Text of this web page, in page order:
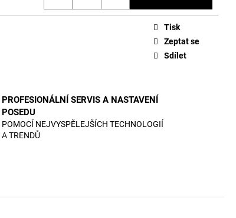
Tisk
Zeptat se
Sdílet
PROFESIONÁLNÍ SERVIS A NASTAVENÍ
POSEDU
POMOCÍ NEJVYSPĚLEJŠÍCH TECHNOLOGIÍ
A TRENDŮ